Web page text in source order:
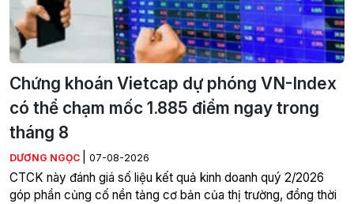
Chứng khoán Vietcap dự phóng VN-Index
có thể chạm mốc 1.885 điểm ngay trong
tháng 8
DƯƠNG NGỌC 07-08-2026
CTCK này đánh giá số liệu kết quả kinh doanh quý 2/2026
góp phần củng cố nền tảng cơ bản của thị trường, đồng thời